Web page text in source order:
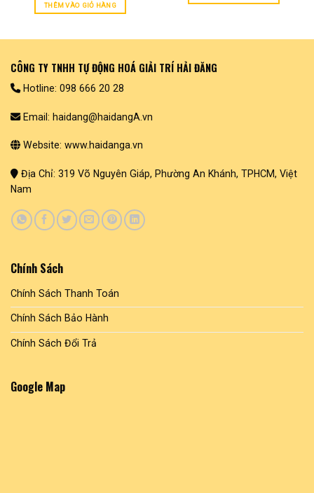
THÊM VÀO GIỎ HÀNG
CÔNG TY TNHH TỰ ĐỘNG HOÁ GIẢI TRÍ HẢI ĐĂNG
Hotline: 098 666 20 28
Email: haidang@haidangA.vn
Website: www.haidanga.vn
Địa Chỉ: 319 Võ Nguyên Giáp, Phường An Khánh, TPHCM, Việt
Nam
Chính Sách
Chính Sách Thanh Toán
Chính Sách Bảo Hành
Chính Sách Đổi Trả
Google Map